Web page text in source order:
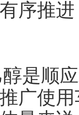
序推
顺应
广使